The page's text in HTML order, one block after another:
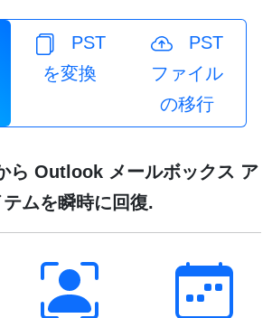
PST
を変換
PST
ファイル
の移行
ら Outlook メールボックス ア
テムを瞬時に回復.